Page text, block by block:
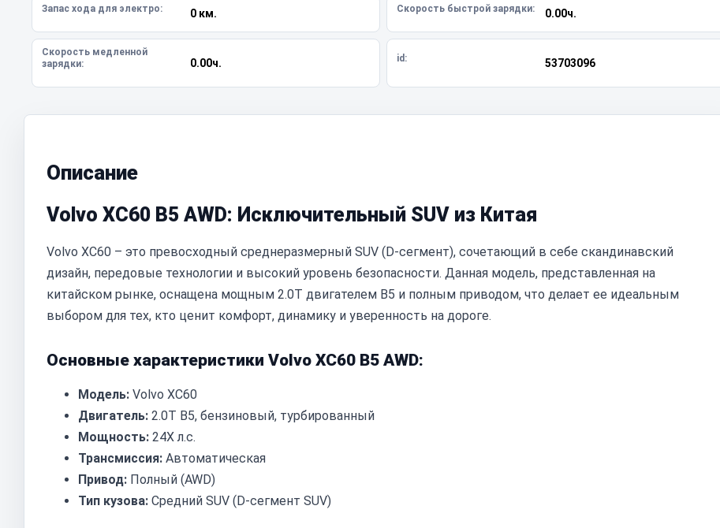
Запас хода для электро: 0 км. Скорость быстрой зарядки: 0.00ч.
Скорость медленной
зарядки:
0.00ч. id: 53703096
Описание
Volvo XC60 B5 AWD: Исключительный SUV из Китая
Volvo XC60 – это превосходный среднеразмерный SUV (D-сегмент), сочетающий в себе скандинавский
дизайн, передовые технологии и высокий уровень безопасности. Данная модель, представленная на
китайском рынке, оснащена мощным 2.0T двигателем B5 и полным приводом, что делает ее идеальным
выбором для тех, кто ценит комфорт, динамику и уверенность на дороге.
Основные характеристики Volvo XC60 B5 AWD:
Модель: Volvo XC60
Двигатель: 2.0T B5, бензиновый, турбированный
Мощность: 24X л.с.
Трансмиссия: Автоматическая
Привод: Полный (AWD)
Тип кузова: Средний SUV (D-сегмент SUV)